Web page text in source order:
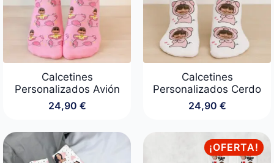
Calcetines
Personalizados Avión
24,90 €
Calcetines
Personalizados Cerdo
24,90 €
¡OFERTA!